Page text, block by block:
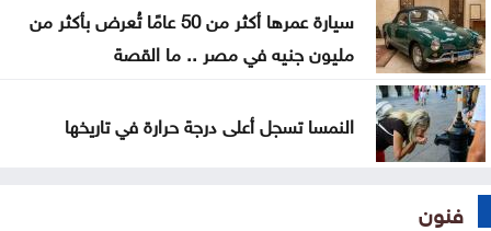
سيارة عمرها أكثر من 50 عامًا تُعرض بأكثر من
مليون جنيه في مصر .. ما القصة
النمسا تسجل أعلى درجة حرارة في تاريخها
فنون